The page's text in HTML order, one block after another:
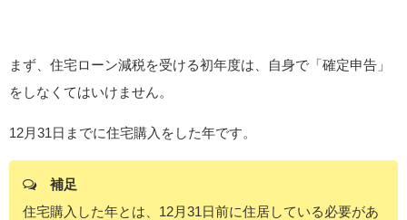
まず、住宅ローン減税を受ける初年度は、自身で「確定申告」
をしなくてはいけません。
12月31日までに住宅購入をした年です。
補足
住宅購入した年とは、12月31日前に住居している必要があ